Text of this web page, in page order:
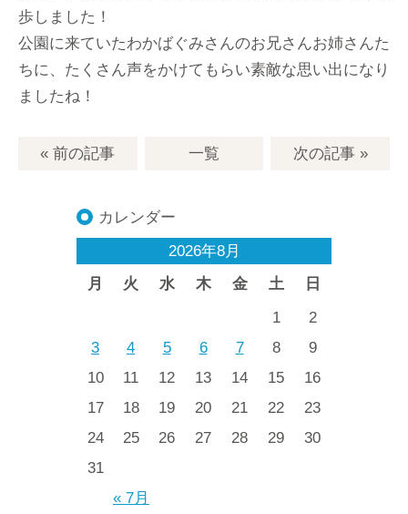
歩しました！
公園に来ていたわかばぐみさんのお兄さんお姉さんた
ちに、たくさん声をかけてもらい素敵な思い出になり
ましたね！
« 前の記事 一覧 次の記事»
カレンダー
2026年8月
月
火 水 木 金 土 日
« 7月
1
2
3
4 5 6 7 8
9
10
11 12 13 14 15
16
17
18 19 20 21 22
23
24
25 26 27 28 29
30
31